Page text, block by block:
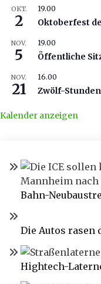
OKT.
2
19.00
Oktoberfest
NOV.
5
19.00
Öffentliche
NOV.
21
16.00
Zwölf-
Kalender anzeigen
Bahn-
Die Autos rasen
Hightech-